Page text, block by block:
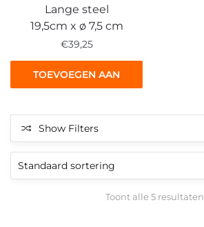
Lange steel
19,5cm x ø 7,5 cm
€39,25
TOEVOEGEN AAN
Show Filters
Toont alle 5 resultaten